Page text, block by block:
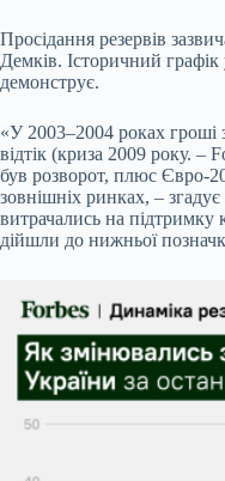
Просідання резервів
Демків. Історичний графік
демонструє.
«У 2003–2004 роках гроші
відтік (криза 2009 року. –
був розворот, плюс Євро-
зовнішніх ринках, –
витрачались на
дійшли до нижньої